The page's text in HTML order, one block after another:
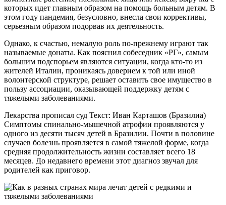
которых идет главным образом на помощь больным детям. В
этом году пандемия, безусловно, внесла свои коррективы,
серьезным образом подорвав их деятельность.
Однако, к счастью, немалую роль по-прежнему играют так
называемые донаты. Как пояснил собеседник «РГ», самым
большим подспорьем являются ситуации, когда кто-то из
жителей Италии, проникаясь доверием к той или иной
волонтерской структуре, решает оставить свое имущество в
пользу ассоциации, оказывающей поддержку детям с
тяжелыми заболеваниями.
Лекарства прописал суд Текст: Иван Карташов (Бразилиа)
Симптомы спинально-мышечной атрофии проявляются у
одного из десяти тысяч детей в Бразилии. Почти в половине
случаев болезнь проявляется в самой тяжелой форме, когда
средняя продолжительность жизни составляет всего 18
месяцев. До недавнего времени этот диагноз звучал для
родителей как приговор.